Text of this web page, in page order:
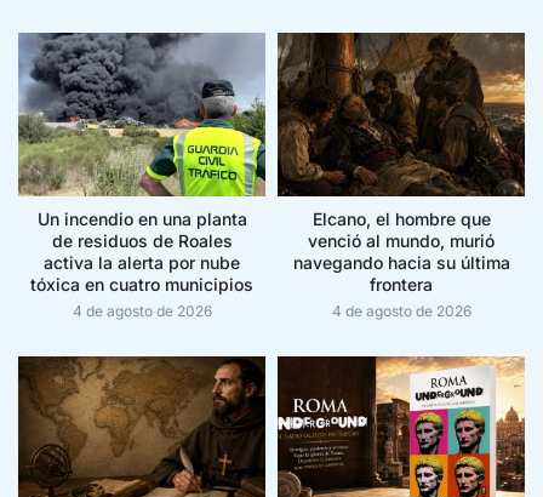
Un incendio en una planta
de residuos de Roales
activa la alerta por nube
tóxica en cuatro municipios
4 de agosto de 2026
Elcano, el hombre que
venció al mundo, murió
navegando hacia su última
frontera
4 de agosto de 2026